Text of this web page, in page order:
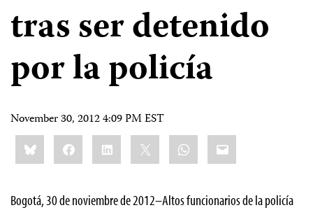
tras ser detenido
por la policía
November 30, 2012 4:09 PM EST
Share
this:BlueskyFacebookLinkedIn WhatsApp
Email
Bogotá, 30 de noviembre de 2012–Altos funcionarios de la policía